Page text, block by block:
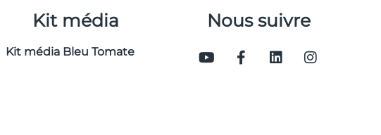
Kit média
Kit média Bleu Tomate
Nous suivre